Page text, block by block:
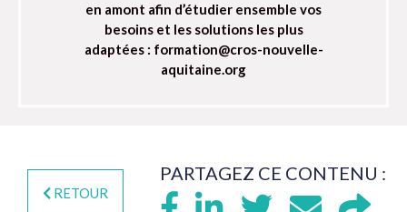
en amont afin d’étudier ensemble vos
besoins et les solutions les plus
adaptées : formation@cros-nouvelle-
aquitaine.org
RETOUR
PARTAGEZ CE CONTENU :